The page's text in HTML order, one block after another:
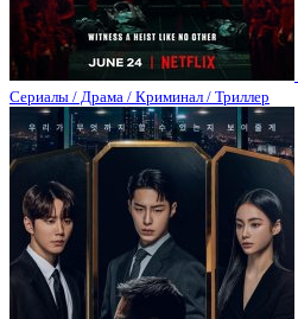
Сериалы / Драма / Криминал / Триллер